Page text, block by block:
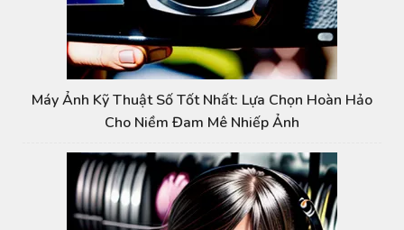
Máy Ảnh Kỹ Thuật Số Tốt Nhất: Lựa Chọn Hoàn Hảo
Cho Niềm Đam Mê Nhiếp Ảnh